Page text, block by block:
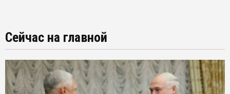
Сейчас на главной